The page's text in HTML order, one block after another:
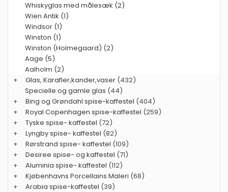
Whiskyglas med målesæk (2)
Wien Antik (1)
Windsor (1)
Winston (1)
Winston (Holmegaard) (2)
Aage (5)
Aalholm (2)
+
Glas, Karafler,kander,vaser (432)
Specielle og gamle glas (44)
+
Bing og Grøndahl spise-kaffestel (404)
+
Royal Copenhagen spise-kaffestel (259)
+
Tyske spise- kaffestel (72)
+
Lyngby spise- kaffestel (82)
+
Rørstrand spise- kaffestel (109)
+
Desiree spise- og kaffestel (71)
+
Aluminia spise- kaffestel (112)
+
Kjøbenhavns Porcellains Maleri (68)
+
Arabia spise-kaffestel (39)